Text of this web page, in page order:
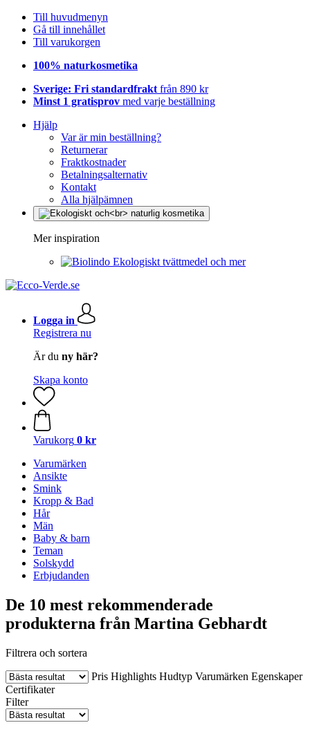
Till huvudmenyn
Gå till innehållet
Till varukorgen
100% naturkosmetika
Sverige: Fri standardfrakt från 890 kr
Minst 1 gratisprov med varje beställning
Hjälp
Var är min beställning?
Returnerar
Fraktkostnader
Betalningsalternativ
Kontakt
Alla hjälpämnen
Mer inspiration
Ekologiskt tvättmedel och mer
Logga in
Registrera nu
Är du ny här?
Skapa konto
Varukorg 0 kr
Varumärken
Ansikte
Smink
Kropp & Bad
Hår
Män
Baby & barn
Teman
Solskydd
Erbjudanden
De 10 mest rekommenderade
produkterna från Martina Gebhardt
Filtrera och sortera
Pris Highlights Hudtyp Varumärken Egenskaper
Certifikater
Filter